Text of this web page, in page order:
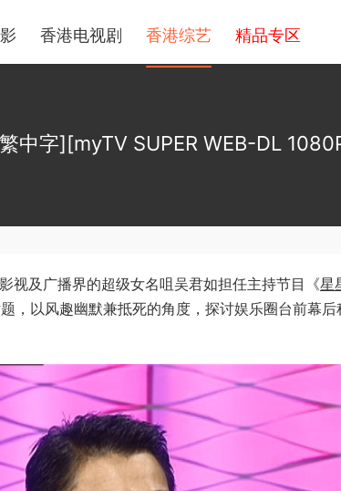
香港电视剧 香港综艺 精品专区
中字][myTV SUPER WEB-DL
视及广播界的超级女名咀吴君如担任主持节目《星
，以风趣幽默兼抵死的角度，探讨娱乐圈台前幕